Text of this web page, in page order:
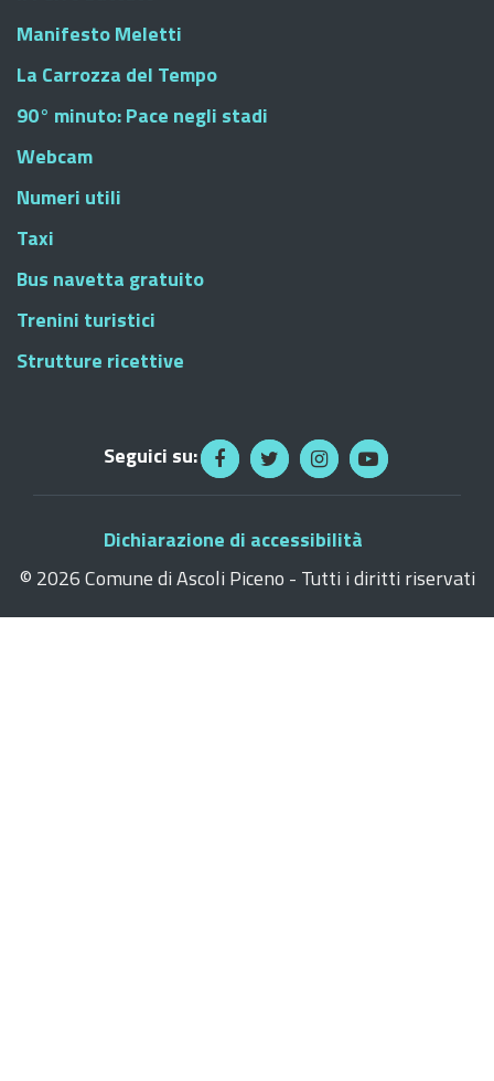
Manifesto Meletti
La Carrozza del Tempo
90° minuto: Pace negli stadi
Webcam
Numeri utili
Taxi
Bus navetta gratuito
Trenini turistici
Strutture ricettive
Seguici su:
Dichiarazione di accessibilità
© 2026 Comune di Ascoli Piceno - Tutti i diritti riservati